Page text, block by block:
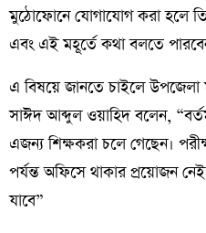
মুঠোফোনে যোগাযোগ করা হলে
এবং এই মহূর্তে কথা বলতে
এ বিষয়ে জানতে চাইলে উপজেলা
সাঈদ আব্দুল ওয়াহিদ বলেন,
এজন্য শিক্ষকরা চলে গেছেন।
পর্যন্ত অফিসে থাকার প্রয়োজন
যাবে”